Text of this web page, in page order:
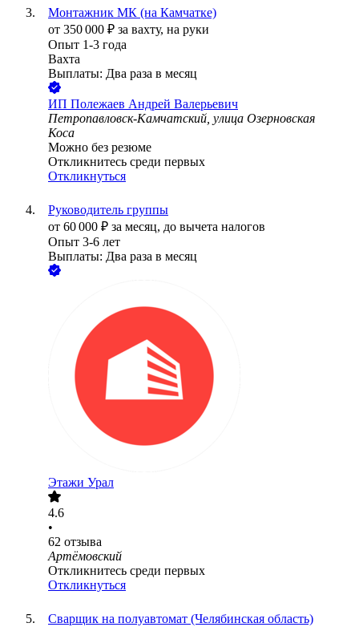
Монтажник МК (на Камчатке)
от 350 000 ₽ за вахту, на руки
Опыт 1-3 года
Вахта
Выплаты: Два раза в месяц
ИП Полежаев Андрей Валерьевич
Петропавловск-Камчатский, улица Озерновская
Коса
Можно без резюме
Откликнитесь среди первых
Откликнуться
Руководитель группы
от 60 000 ₽ за месяц, до вычета налогов
Опыт 3-6 лет
Выплаты: Два раза в месяц
Этажи Урал
4.6
•
62 отзыва
Артёмовский
Откликнитесь среди первых
Откликнуться
Сварщик на полуавтомат (Челябинская область)